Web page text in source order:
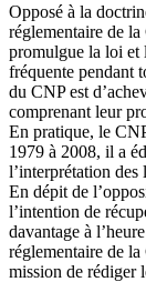
Opposé à la
réglementaire de la
promulgue la loi et
fréquente pendant
du CNP est
comprenant leur
En pratique, le
1979 à 2008, il a
l’interprétation des
En dépit de
l’intention de
davantage à
réglementaire de la
mission de rédiger